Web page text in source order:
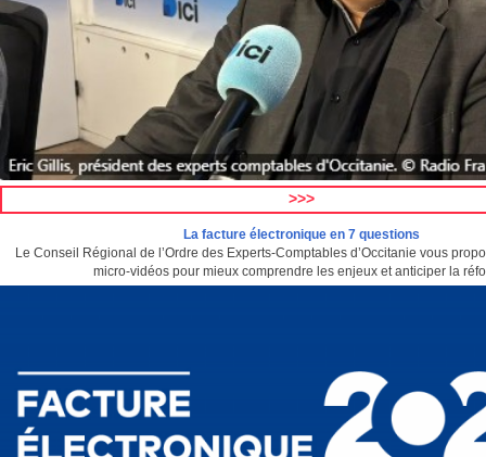
>>>
La facture électronique en 7 questions
Le Conseil Régional de l’Ordre des Experts-Comptables d’Occitanie vous
micro-vidéos pour mieux comprendre les enjeux et anticiper la